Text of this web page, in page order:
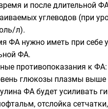
и после длительной
углеводов (при
л).
ФА нужно иметь при себе
ФА.
противопоказания к ФА:
глюкозы плазмы выше
ФА будет усиливать
отслойка